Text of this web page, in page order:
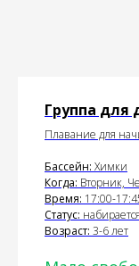
Группа для
Плавание для
Бассейн: Химки
Когда: Вторник,
Время: 17:00-
Статус: набирается
Возраст: 3-6 лет